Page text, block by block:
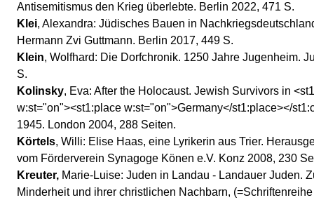
Antisemitismus den Krieg überlebte. Berlin 2022, 471 S.
Klei, Alexandra: Jüdisches Bauen in
Hermann Zvi Guttmann. Berlin 2017, 449 S.
Klein, Wolfhard: Die Dorfchronik. 1250 Jahre Jugenheim.
S.
Kolinsky, Eva: After the Holocaust. Jewish Survivors in
w:st="on"><st1:place w:st="on">Germany</st1:place></
1945. London 2004, 288 Seiten.
Körtels, Willi: Elise Haas, eine Lyrikerin aus Trier.
vom Förderverein Synagoge Könen e.V. Konz 2008, 230
Kreuter, Marie-Luise: Juden in Landau - Landauer Juden.
Minderheit und ihrer christlichen Nachbarn,